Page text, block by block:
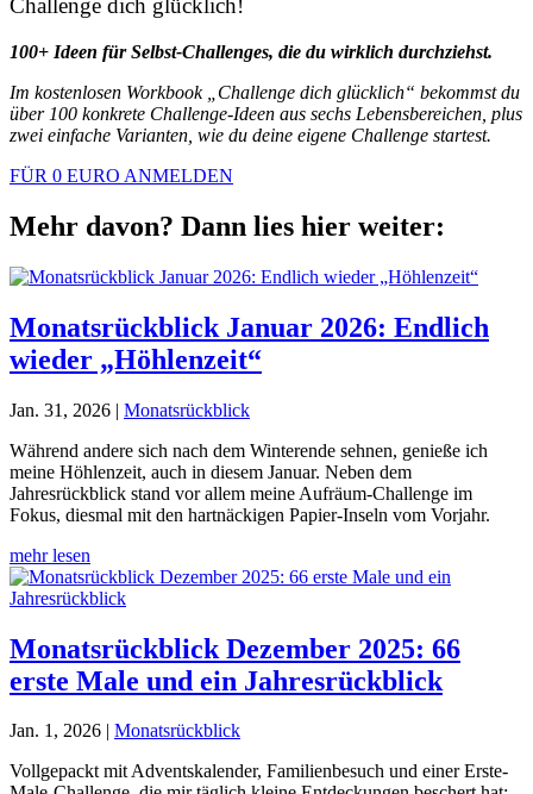
Challenge dich glücklich!
100+ Ideen für Selbst-Challenges, die du wirklich durchziehst.
Im kostenlosen Workbook „Challenge dich glücklich“ bekommst du
über 100 konkrete Challenge-Ideen aus sechs Lebensbereichen, plus
zwei einfache Varianten, wie du deine eigene Challenge startest.
FÜR 0 EURO ANMELDEN
Mehr davon? Dann lies hier weiter:
Monatsrückblick Januar 2026: Endlich
wieder „Höhlenzeit“
Jan. 31, 2026 | Monatsrückblick
Während andere sich nach dem Winterende sehnen, genieße ich
meine Höhlenzeit, auch in diesem Januar. Neben dem
Jahresrückblick stand vor allem meine Aufräum-Challenge im
Fokus, diesmal mit den hartnäckigen Papier-Inseln vom Vorjahr.
mehr lesen
Monatsrückblick Dezember 2025: 66
erste Male und ein Jahresrückblick
Jan. 1, 2026 | Monatsrückblick
Vollgepackt mit Adventskalender, Familienbesuch und einer Erste-